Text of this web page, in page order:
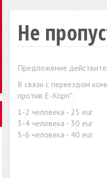
Не
Предложение
В связи с переездом
против Е-Корп":
1-2 человека - 25 eur
3-4 человека - 30 eur
5-6 человека - 40 eur